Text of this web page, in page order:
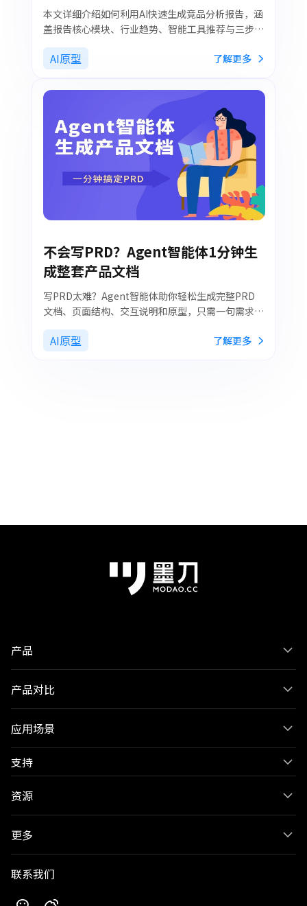
本文详细介绍如何利用AI快速生成竞品分析报告，涵
盖报告核心模块、行业趋势、智能工具推荐与三步实
AI原型 了解更多
不会写PRD？Agent智能体1分钟生
成整套产品文档
写PRD太难？Agent智能体助你轻松生成完整PRD
文档、页面结构、交互说明和原型，只需一句需求，
AI原型 了解更多
产品
产品对比
应用场景
支持
资源
更多
联系我们